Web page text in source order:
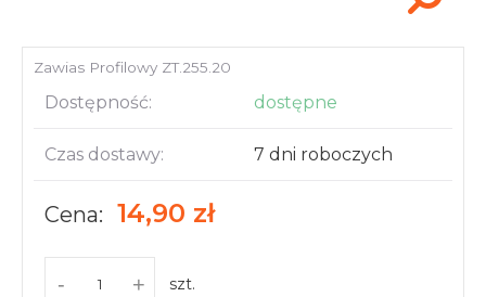
Zawias Profilowy ZT.255.20
Dostępność: dostępne
Czas dostawy: 7 dni roboczych
Cena: 14,90 zł
- + szt.